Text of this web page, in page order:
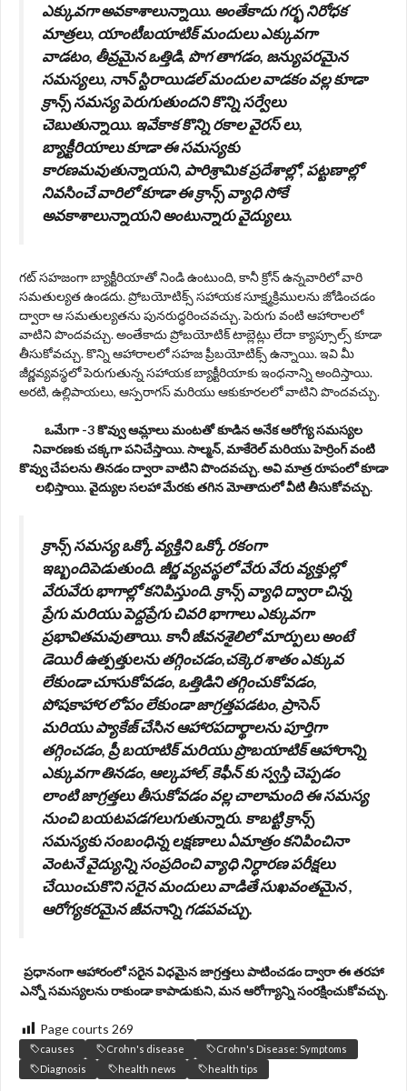
ఎక్కువగా అవకాశాలున్నాయి. అంతేకాదు గర్భ నిరోధక
మాత్రలు, యాంటీబయాటిక్ మందులు ఎక్కువగా
వాడటం, తీవ్రమైన ఒత్తిడి, పొగ తాగడం, జన్యుపరమైన
సమస్యలు, నాన్ స్టిరాయిడల్ మందుల వాడకం వల్ల కూడా
క్రాన్స్ సమస్య పెరుగుతుందని కొన్ని సర్వేలు
చెబుతున్నాయి. ఇవేకాక కొన్ని రకాల వైరస్ లు,
బ్యాక్టీరియాలు కూడా ఈ సమస్యకు
కారణమవుతున్నాయని, పారిశ్రామిక ప్రదేశాల్లో, పట్టణాల్లో
నివసించే వారిలో కూడా ఈ క్రాన్స్ వ్యాధి సోకే
అవకాశాలున్నాయని అంటున్నారు వైద్యులు.
గట్ సహజంగా బ్యాక్టీరియాతో నిండి ఉంటుంది, కానీ క్రోన్ ఉన్నవారిలో వారి
సమతుల్యత ఉండదు. ప్రోబయోటిక్స్ సహాయక సూక్ష్మక్రిములను జోడించడం
ద్వారా ఆ సమతుల్యతను పునరుద్ధరించవచ్చు. పెరుగు వంటి ఆహారాలలో
వాటిని పొందవచ్చు. అంతేకాదు ప్రోబయోటిక్ టాబ్లెట్లు లేదా క్యాప్సూల్స్ కూడా
తీసుకోవచ్చు. కొన్ని ఆహారాలలో సహజ ప్రీబయోటిక్స్ ఉన్నాయి. ఇవి మీ
జీర్ణవ్యవస్థలో పెరుగుతున్న సహాయక బ్యాక్టీరియాకు ఇంధనాన్ని అందిస్తాయి.
అరటి, ఉల్లిపాయలు, ఆస్పరాగస్ మరియు ఆకుకూరలలో వాటిని పొందవచ్చు.
ఒమేగా -3 కొవ్వు ఆమ్లాలు మంటతో కూడిన అనేక ఆరోగ్య సమస్యల
నివారణకు చక్కగా పనిచేస్తాయి. సాల్మన్, మాకేరెల్ మరియు హెర్రింగ్ వంటి
కొవ్వు చేపలను తినడం ద్వారా వాటిని పొందవచ్చు. అవి మాత్ర రూపంలో కూడా
లభిస్తాయి. వైద్యుల సలహా మేరకు తగిన మోతాదులో వీటి తీసుకోవచ్చు.
క్రాన్స్ సమస్య ఒక్కో వ్యక్తిని ఒక్కో రకంగా
ఇబ్బందిపెడుతుంది. జీర్ణ వ్యవస్థలో వేరు వేరు వ్యక్తుల్లో
వేరువేరు భాగాల్లో కనిపిస్తుంది. క్రాన్స్ వ్యాధి ద్వారా చిన్న
ప్రేగు మరియు పెద్దప్రేగు చివరి భాగాలు ఎక్కువగా
ప్రభావితమవుతాయి. కానీ జీవనశైలిలో మార్పులు అంటే
డెయిరీ ఉత్పత్తులను తగ్గించడం,చక్కెర శాతం ఎక్కువ
లేకుండా చూసుకోవడం, ఒత్తిడిని తగ్గించుకోవడం,
పోషకాహార లోపం లేకుండా జాగ్రత్తపడటం, ప్రాసెస్
మరియు ప్యాకేజ్ చేసిన ఆహారపదార్థాలను పూర్తిగా
తగ్గించడం, ప్రీ బయాటిక్ మరియు ప్రొబయాటిక్ ఆహారాన్ని
ఎక్కువగా తినడం, ఆల్కహాల్, కెఫీన్ కు స్వస్తి చెప్పడం
లాంటి జాగ్రత్తలు తీసుకోవడం వల్ల చాలామంది ఈ సమస్య
నుంచి బయటపడగలుగుతున్నారు. కాబట్టి క్రాన్స్
సమస్యకు సంబంధిన్న లక్షణాలు ఏమాత్రం కనిపించినా
వెంటనే వైద్యున్ని సంప్రదించి వ్యాధి నిర్ధారణ పరీక్షలు
చేయించుకొని సరైన మందులు వాడితే సుఖవంతమైన ,
ఆరోగ్యకరమైన జీవనాన్ని గడపవచ్చు.
ప్రధానంగా ఆహారంలో సరైన విధమైన జాగ్రత్తలు పాటించడం ద్వారా ఈ తరహా
ఎన్నో సమస్యలను రాకుండా కాపాడుకుని, మన ఆరోగ్యాన్ని సంరక్షించుకోవచ్చు.
Page courts 269
causes Crohn's disease
Crohn's Disease: Symptoms
Diagnosis
health news health tips